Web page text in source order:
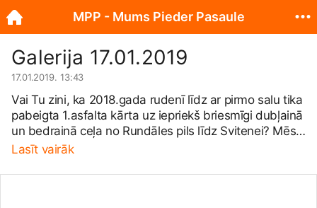
Galerija 17.01.2019
17.01.2019. 13:43
Vai Tu zini, ka 2018.gada rudenī līdz ar pirmo salu tika
pabeigta 1.asfalta kārta uz iepriekš briesmīgi dubļainā
un bedrainā ceļa no Rundāles pils līdz Svitenei? Mēs,
Rundāles novada jaunieši no biedrībām
pasaule&quot; to gribam nosvinēt, pavasarī rīkojot
Lasīt vairāk
MPP - Mums Pieder Pasaule